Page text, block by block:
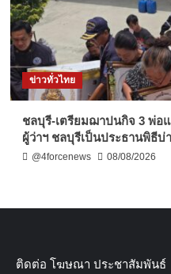
ข่าวทั่วไทย
ชลบุรี-เตรียมฌาปนกิจ 3 พ่อ
ผู้ว่าฯ ชลบุรีเป็นประธานพิธีบ่
@4forcenews 08/08/2026
ติดต่อ​ โฆษณา​ ประชาสัมพันธ์